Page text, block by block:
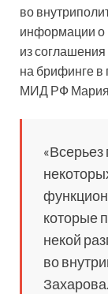
во
информации о
из
на брифинге в
МИД РФ Мария
которые
некой
во